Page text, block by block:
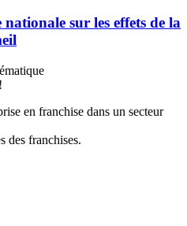
sur les effets de la
en franchise dans un secteur
des franchises.